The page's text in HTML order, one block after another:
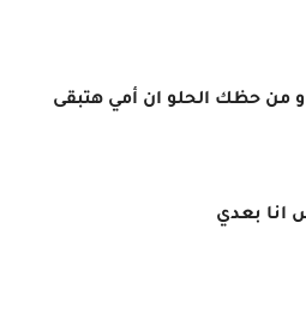
و من حظك الحلو ان أمي هتبقى
بعدي